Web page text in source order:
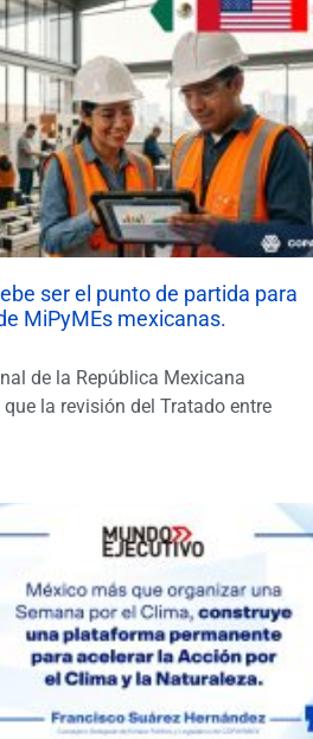
ser el punto de partida para
MiPyMEs mexicanas.
de la República Mexicana
la revisión del Tratado entre